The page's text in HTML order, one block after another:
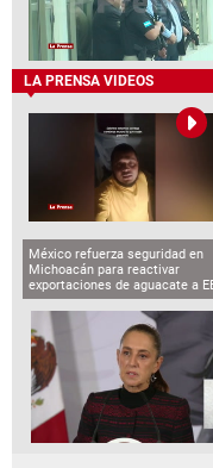
LA PRENSA VIDEOS
México refuerza seguridad en
Michoacán para reactivar
exportaciones de aguacate a